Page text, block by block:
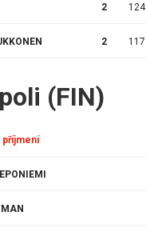
2 124
2 117
(FIN)
příjmení